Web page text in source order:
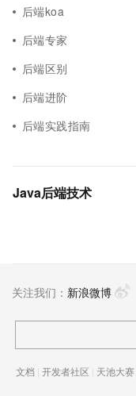
后端koa
后端专家
后端区别
后端进阶
后端实践指南
Java后端技术
关注我们： 新浪微博
文档 | 开发者社区 | 天池大赛